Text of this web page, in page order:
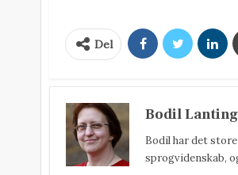
Del
Bodil Lanting
Bodil har det
sprogvidenskab,